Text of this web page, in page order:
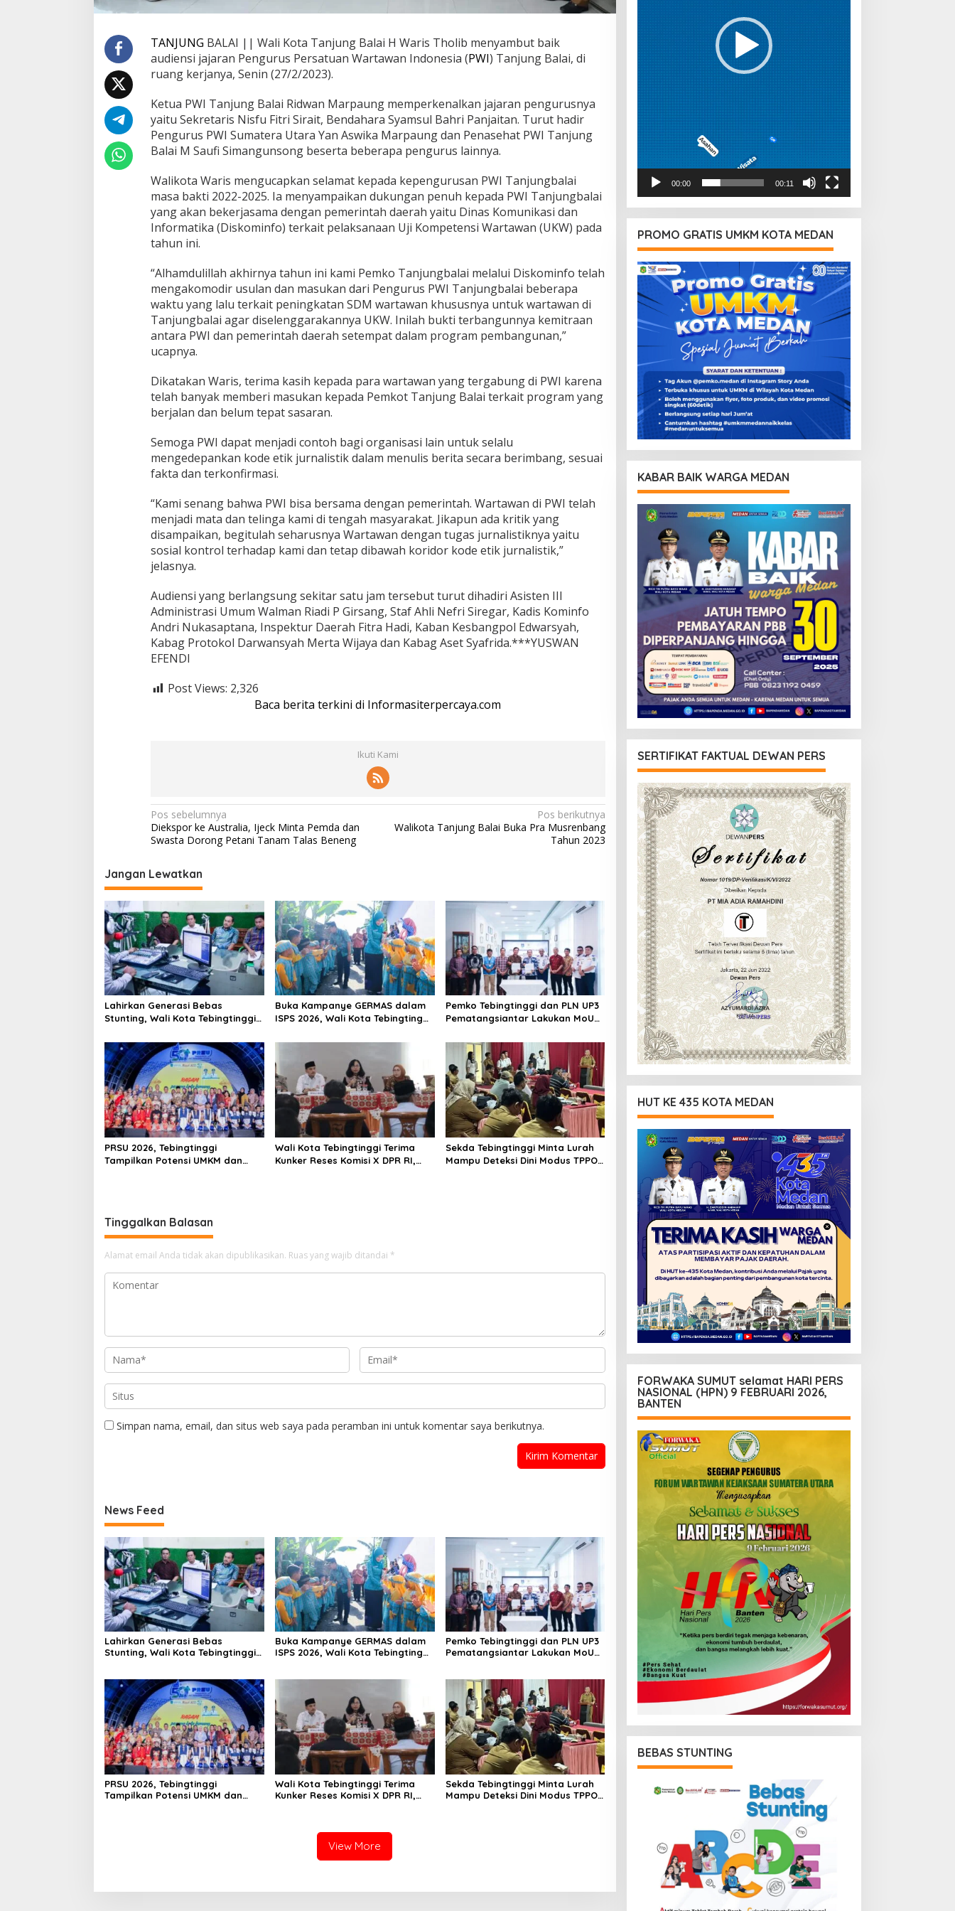
m
A
u
d
i
n
s
i
P
W
T
a
n
j
u
B
a
l
a
i
TANJUNG BALAI || Wali Kota Tanjung Balai H Waris Tholib menyambut baik
audiensi jajaran Pengurus Persatuan Wartawan Indonesia (PWI) Tanjung Balai, di
ruang kerjanya, Senin (27/2/2023).
Ketua PWI Tanjung Balai Ridwan Marpaung memperkenalkan jajaran pengurusnya
yaitu Sekretaris Nisfu Fitri Sirait, Bendahara Syamsul Bahri Panjaitan. Turut hadir
Pengurus PWI Sumatera Utara Yan Aswika Marpaung dan Penasehat PWI Tanjung
Balai M Saufi Simangunsong beserta beberapa pengurus lainnya.
Walikota Waris mengucapkan selamat kepada kepengurusan PWI Tanjungbalai
masa bakti 2022-2025. Ia menyampaikan dukungan penuh kepada PWI Tanjungbalai
yang akan bekerjasama dengan pemerintah daerah yaitu Dinas Komunikasi dan
Informatika (Diskominfo) terkait pelaksanaan Uji Kompetensi Wartawan (UKW) pada
tahun ini.
“Alhamdulillah akhirnya tahun ini kami Pemko Tanjungbalai melalui Diskominfo telah
mengakomodir usulan dan masukan dari Pengurus PWI Tanjungbalai beberapa
waktu yang lalu terkait peningkatan SDM wartawan khususnya untuk wartawan di
Tanjungbalai agar diselenggarakannya UKW. Inilah bukti terbangunnya kemitraan
antara PWI dan pemerintah daerah setempat dalam program pembangunan,”
ucapnya.
Dikatakan Waris, terima kasih kepada para wartawan yang tergabung di PWI karena
telah banyak memberi masukan kepada Pemkot Tanjung Balai terkait program yang
berjalan dan belum tepat sasaran.
Semoga PWI dapat menjadi contoh bagi organisasi lain untuk selalu
mengedepankan kode etik jurnalistik dalam menulis berita secara berimbang, sesuai
fakta dan terkonfirmasi.
“Kami senang bahwa PWI bisa bersama dengan pemerintah. Wartawan di PWI telah
menjadi mata dan telinga kami di tengah masyarakat. Jikapun ada kritik yang
disampaikan, begitulah seharusnya Wartawan dengan tugas jurnalistiknya yaitu
sosial kontrol terhadap kami dan tetap dibawah koridor kode etik jurnalistik,”
jelasnya.
Audiensi yang berlangsung sekitar satu jam tersebut turut dihadiri Asisten III
Administrasi Umum Walman Riadi P Girsang, Staf Ahli Nefri Siregar, Kadis Kominfo
Andri Nukasaptana, Inspektur Daerah Fitra Hadi, Kaban Kesbangpol Edwarsyah,
Kabag Protokol Darwansyah Merta Wijaya dan Kabag Aset Syafrida.***YUSWAN
EFENDI
Post Views: 2,326
Baca berita terkini di Informasiterpercaya.com
Ikuti Kami
N
a
i
g
a
s
i
p
o
s
Pos sebelumnya
Diekspor ke Australia, Ijeck Minta Pemda dan
Swasta Dorong Petani Tanam Talas Beneng
Pos berikutnya
Walikota Tanjung Balai Buka Pra Musrenbang
Tahun 2023
Jangan Lewatkan
Lahirkan Generasi Bebas
Stunting, Wali Kota Tebingtinggi
Buka Kampanye GERMAS dalam
ISPS 2026, Wali Kota Tebingtinggi
Pemko Tebingtinggi dan PLN UP3
Pematangsiantar Lakukan MoU
PRSU 2026, Tebingtinggi
Tampilkan Potensi UMKM dan
Wali Kota Tebingtinggi Terima
Kunker Reses Komisi X DPR RI,
Sekda Tebingtinggi Minta Lurah
Mampu Deteksi Dini Modus TPPO
Tinggalkan Balasan
Alamat email Anda tidak akan dipublikasikan. Ruas yang wajib ditandai *
Simpan nama, email, dan situs web saya pada peramban ini untuk komentar saya berikutnya.
News Feed
Lahirkan Generasi Bebas
Stunting, Wali Kota Tebingtinggi
Buka Kampanye GERMAS dalam
ISPS 2026, Wali Kota Tebingtinggi
Pemko Tebingtinggi dan PLN UP3
Pematangsiantar Lakukan MoU
PRSU 2026, Tebingtinggi
Tampilkan Potensi UMKM dan
Wali Kota Tebingtinggi Terima
Kunker Reses Komisi X DPR RI,
Sekda Tebingtinggi Minta Lurah
Mampu Deteksi Dini Modus TPPO
View More
00:00 00:11
PROMO GRATIS UMKM KOTA MEDAN
KABAR BAIK WARGA MEDAN
SERTIFIKAT FAKTUAL DEWAN PERS
HUT KE 435 KOTA MEDAN
FORWAKA SUMUT selamat HARI PERS
NASIONAL (HPN) 9 FEBRUARI 2026,
BANTEN
BEBAS STUNTING